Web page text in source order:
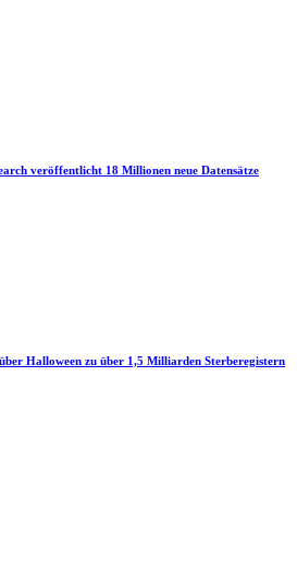
veröffentlicht 18 Millionen neue Datensätze
Halloween zu über 1,5 Milliarden Sterberegistern